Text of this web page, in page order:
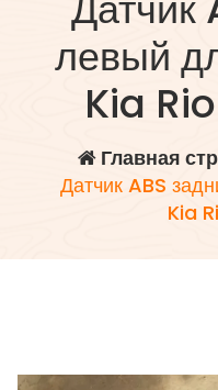
левый
Kia
Главная
Датчик ABS
Kia